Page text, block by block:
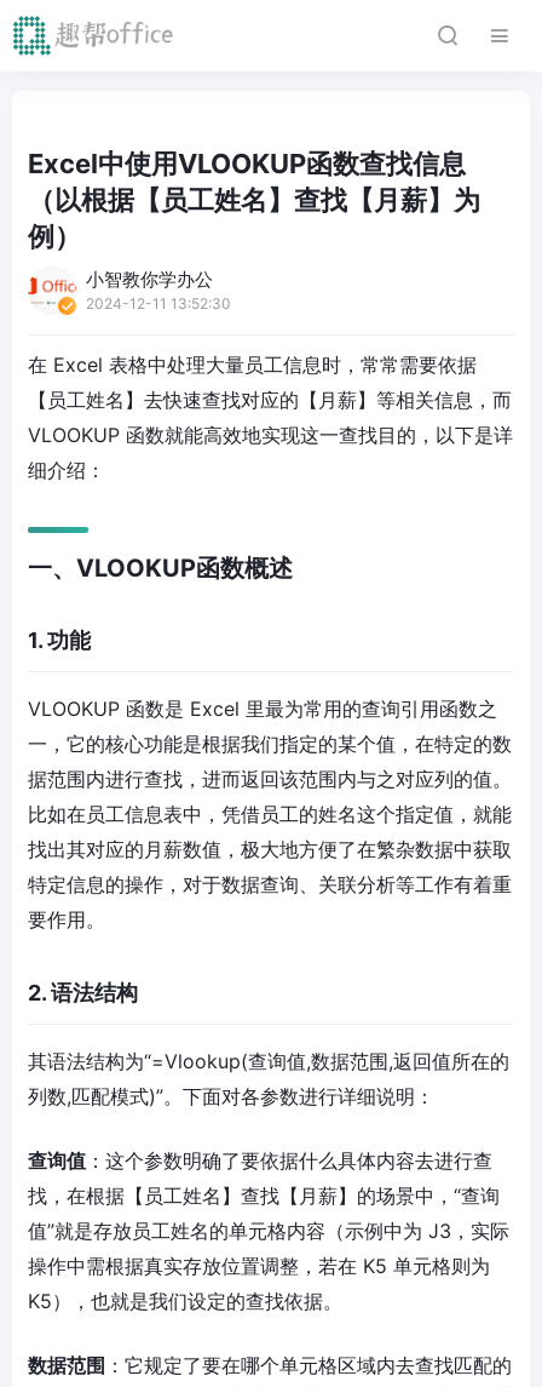
Excel中使用VLOOKUP函数查找信息
（以根据【员工姓名】查找【月薪】为
例）
小智教你学办公
2024-12-11 13:52:30
在 Excel 表格中处理大量员工信息时，常常需要依据
【员工姓名】去快速查找对应的【月薪】等相关信息，而
VLOOKUP 函数就能高效地实现这一查找目的，以下是详
细介绍：
一、VLOOKUP函数概述
1. 功能
VLOOKUP 函数是 Excel 里最为常用的查询引用函数之
一，它的核心功能是根据我们指定的某个值，在特定的数
据范围内进行查找，进而返回该范围内与之对应列的值。
比如在员工信息表中，凭借员工的姓名这个指定值，就能
找出其对应的月薪数值，极大地方便了在繁杂数据中获取
特定信息的操作，对于数据查询、关联分析等工作有着重
要作用。
2. 语法结构
其语法结构为“=Vlookup(查询值,数据范围,返回值所在的
列数,匹配模式)”。下面对各参数进行详细说明：
查询值 ：这个参数明确了要依据什么具体内容去进行查
找，在根据【员工姓名】查找【月薪】的场景中，“查询
值”就是存放员工姓名的单元格内容（示例中为 J3，实际
操作中需根据真实存放位置调整，若在 K5 单元格则为
K5），也就是我们设定的查找依据。
数据范围 ：它规定了要在哪个单元格区域内去查找匹配的